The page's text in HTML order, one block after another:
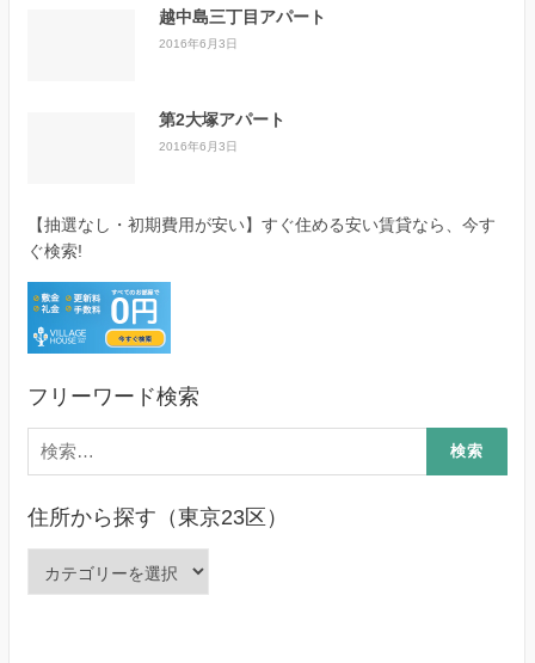
越中島三丁目アパート
2016年6月3日
第2大塚アパート
2016年6月3日
【抽選なし・初期費用が安い】すぐ住める安い賃貸なら、今す
ぐ検索!
フリーワード検索
検
索:
住所から探す（東京23区）